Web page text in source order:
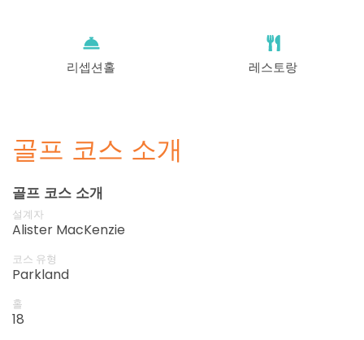
리셉션홀 레스토랑
골프 코스 소개
골프 코스 소개
설계자
Alister MacKenzie
코스 유형
Parkland
홀
18